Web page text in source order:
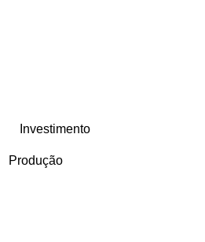
Investimento
Produção